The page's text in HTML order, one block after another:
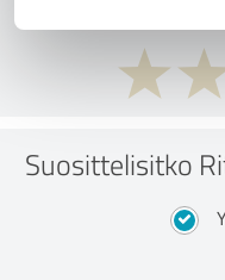
Suosittelisitko